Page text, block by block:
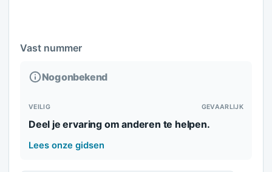
Vast nummer
Nog onbekend
VEILIG GEVAARLIJK
Deel je ervaring om anderen te helpen.
Lees onze gidsen